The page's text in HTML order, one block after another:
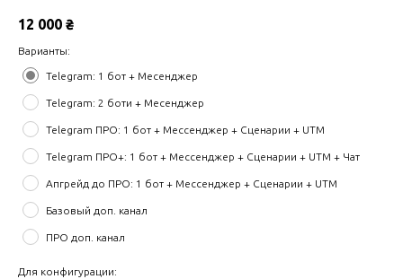
12 000 ₴
Варианты:
Telegram: 1 бот + Месенджер
Telegram: 2 боти + Месенджер
Telegram ПРО: 1 бот + Мессенджер + Сценарии + UTM
Telegram ПРО+: 1 бот + Мессенджер + Сценарии + UTM + Чат
Апгрейд до ПРО: 1 бот + Мессенджер + Сценарии + UTM
Базовый доп. канал
ПРО доп. канал
Для конфигурации: